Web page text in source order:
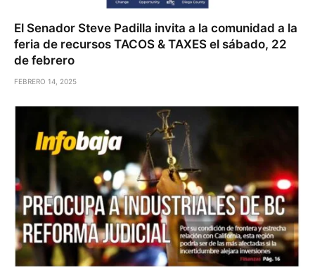
El Senador Steve Padilla invita a la comunidad a la
feria de recursos TACOS & TAXES el sábado, 22
de febrero
FEBRERO 14, 2025